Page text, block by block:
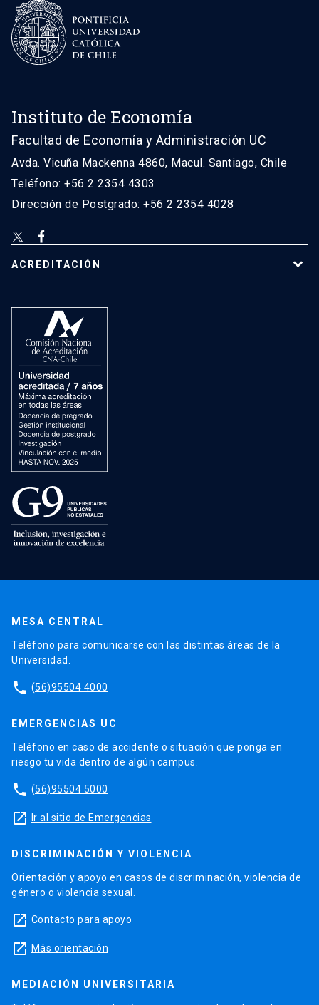
Instituto de Economía
Facultad de Economía y Administración UC
Avda. Vicuña Mackenna 4860, Macul. Santiago, Chile
Teléfono: +56 2 2354 4303
Dirección de Postgrado: +56 2 2354 4028
ACREDITACIÓN
MESA CENTRAL
Teléfono para comunicarse con las distintas áreas de la
Universidad.
phone (56)95504 4000
EMERGENCIAS UC
Teléfono en caso de accidente o situación que ponga en
riesgo tu vida dentro de algún campus.
phone (56)95504 5000
launch Ir al sitio de Emergencias
DISCRIMINACIÓN Y VIOLENCIA
Orientación y apoyo en casos de discriminación, violencia de
género o violencia sexual.
launch Contacto para apoyo
launch Más orientación
MEDIACIÓN UNIVERSITARIA